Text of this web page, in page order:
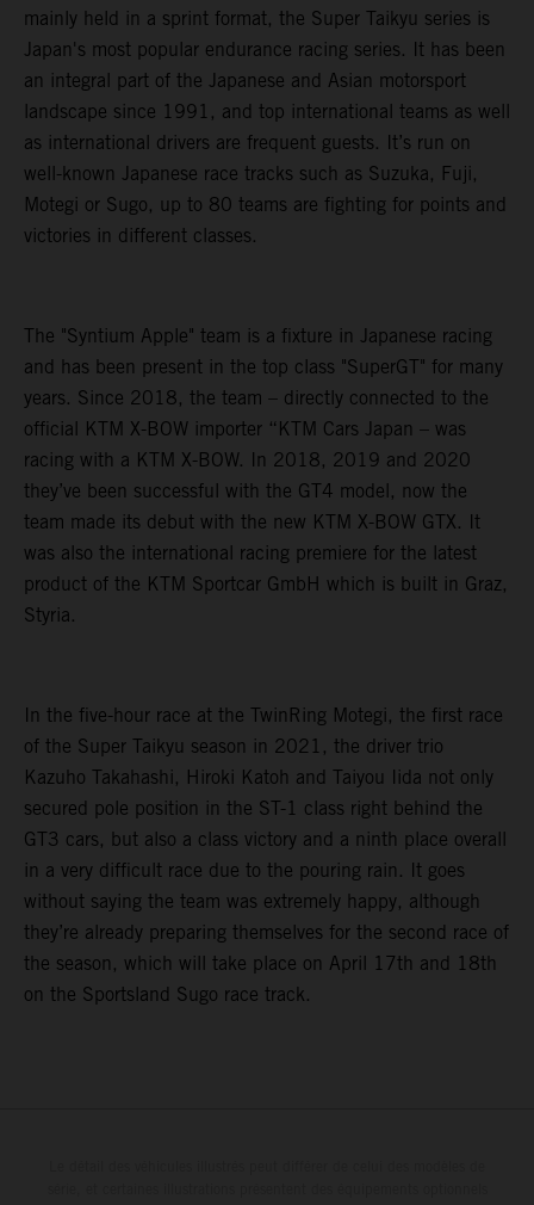
mainly held in a sprint format, the Super Taikyu series is
Japan's most popular endurance racing series. It has been
an integral part of the Japanese and Asian motorsport
landscape since 1991, and top international teams as well
as international drivers are frequent guests. It’s run on
well-known Japanese race tracks such as Suzuka, Fuji,
Motegi or Sugo, up to 80 teams are fighting for points and
victories in different classes.
The "Syntium Apple" team is a fixture in Japanese racing
and has been present in the top class "SuperGT" for many
years. Since 2018, the team – directly connected to the
official KTM X-BOW importer “KTM Cars Japan – was
racing with a KTM X-BOW. In 2018, 2019 and 2020
they’ve been successful with the GT4 model, now the
team made its debut with the new KTM X-BOW GTX. It
was also the international racing premiere for the latest
product of the KTM Sportcar GmbH which is built in Graz,
Styria.
In the five-hour race at the TwinRing Motegi, the first race
of the Super Taikyu season in 2021, the driver trio
Kazuho Takahashi, Hiroki Katoh and Taiyou Iida not only
secured pole position in the ST-1 class right behind the
GT3 cars, but also a class victory and a ninth place overall
in a very difficult race due to the pouring rain. It goes
without saying the team was extremely happy, although
they’re already preparing themselves for the second race of
the season, which will take place on April 17th and 18th
on the Sportsland Sugo race track.